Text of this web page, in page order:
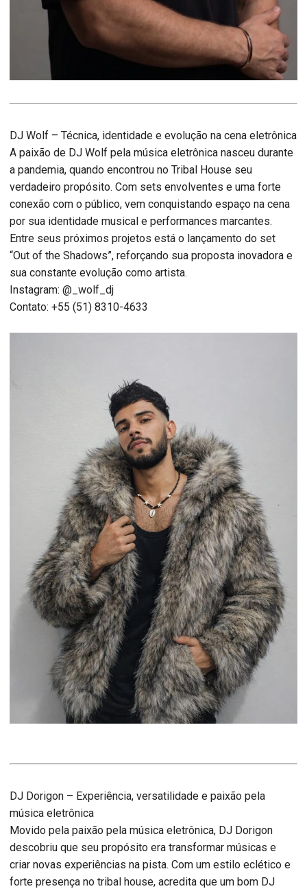
DJ Wolf – Técnica, identidade e evolução na cena eletrônica
A paixão de DJ Wolf pela música eletrônica nasceu durante
a pandemia, quando encontrou no Tribal House seu
verdadeiro propósito. Com sets envolventes e uma forte
conexão com o público, vem conquistando espaço na cena
por sua identidade musical e performances marcantes.
Entre seus próximos projetos está o lançamento do set
“Out of the Shadows”, reforçando sua proposta inovadora e
sua constante evolução como artista.
Instagram: @_wolf_dj
Contato: +55 (51) 8310-4633
DJ Dorigon – Experiência, versatilidade e paixão pela
música eletrônica
Movido pela paixão pela música eletrônica, DJ Dorigon
descobriu que seu propósito era transformar músicas e
criar novas experiências na pista. Com um estilo eclético e
forte presença no tribal house, acredita que um bom DJ